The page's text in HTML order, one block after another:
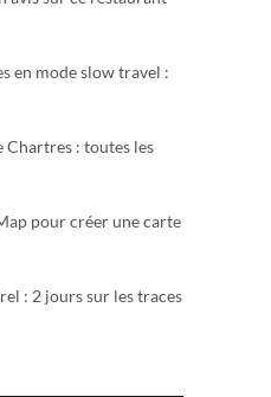
en mode slow travel :
: toutes les
pour créer une carte
: 2 jours sur les traces